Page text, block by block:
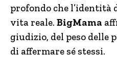
profondo che l’identità
vita reale. BigMama
giudizio, del peso delle
di affermare sé stessi.